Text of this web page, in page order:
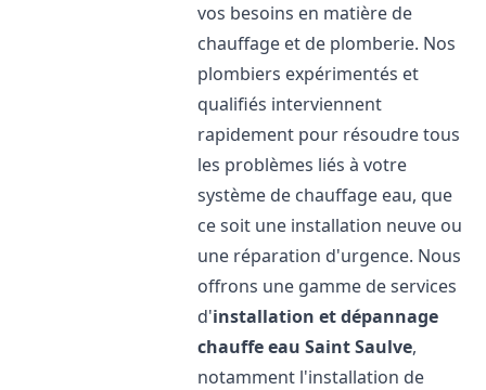
vos besoins en matière de
chauffage et de plomberie. Nos
plombiers expérimentés et
qualifiés interviennent
rapidement pour résoudre tous
les problèmes liés à votre
système de chauffage eau, que
ce soit une installation neuve ou
une réparation d'urgence. Nous
offrons une gamme de services
d'installation et dépannage
chauffe eau Saint Saulve,
notamment l'installation de